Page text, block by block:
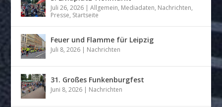
Juli 26, 2026 |Allgemein, Mediadaten, Nachrichten,
Presse, Startseite
Feuer und Flamme für Leipzig
Juli 8, 2026 | Nachrichten
31. Großes Funkenburgfest
Juni 8, 2026 | Nachrichten